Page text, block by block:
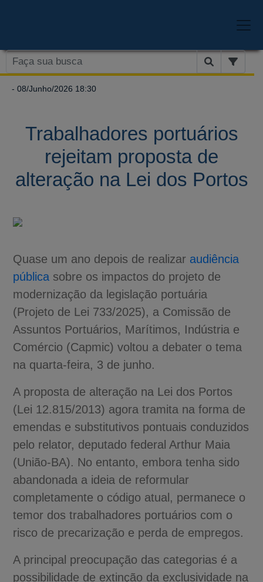
- 08/Junho/2026 18:30
Trabalhadores portuários
rejeitam proposta de
alteração na Lei dos Portos
Quase um ano depois de realizar audiência
pública sobre os impactos do projeto de
modernização da legislação portuária
(Projeto de Lei 733/2025), a Comissão de
Assuntos Portuários, Marítimos, Indústria e
Comércio (Capmic) voltou a debater o tema
na quarta-feira, 3 de junho.
A proposta de alteração na Lei dos Portos
(Lei 12.815/2013) agora tramita na forma de
emendas e substitutivos pontuais conduzidos
pelo relator, deputado federal Arthur Maia
(União-BA). No entanto, embora tenha sido
abandonada a ideia de reformular
completamente o código atual, permanece o
temor dos trabalhadores portuários com o
risco de precarização e perda de empregos.
A principal preocupação das categorias é a
possibilidade de extinção da exclusividade na